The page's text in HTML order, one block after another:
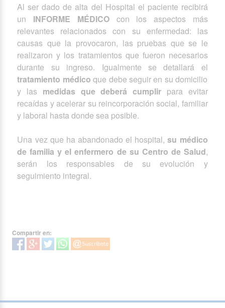
Al ser dado de alta del Hospital el paciente recibirá
un INFORME MÉDICOcon los aspectos más
relevantes relacionados con su enfermedad: las
causas que la provocaron, las pruebas que se le
realizaron y los tratamientos que fueron necesarios
durante su ingreso. Igualmente se detallará el
tratamiento médico que debe seguir en su domicilio
y las medidas que deberá cumplir para evitar
recaídas y acelerar su reincorporación social, familiar
y laboral hasta donde sea posible.
Una vez que ha abandonado el hospital,su médico
de familia y el enfermero de su Centro de Salud,
serán los responsables de su evolución y
seguimiento integral.
Compartir en: